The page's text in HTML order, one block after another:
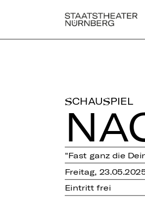
SCHAUSPIEL
"Fast ganz die
Freitag,
Eintritt frei